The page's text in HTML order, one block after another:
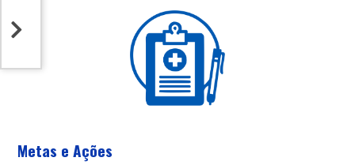
Metas e Ações